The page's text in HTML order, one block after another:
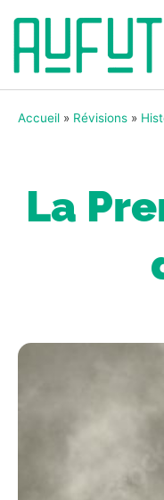
Accueil » Révisions »
La